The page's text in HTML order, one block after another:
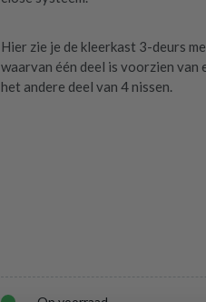
Hier zie je de kleerkast 3-deurs
waarvan één deel is voorzien van
het andere deel van 4 nissen.